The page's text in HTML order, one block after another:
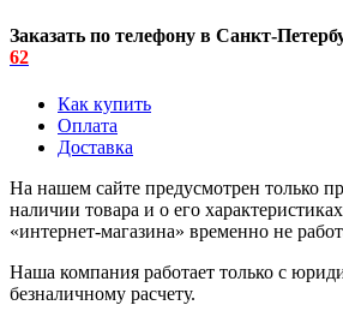
Заказать по телефону в Санкт-
62
Как купить
Оплата
Доставка
На нашем сайте предусмотрен только
наличии товара и о его
«интернет-магазина» временно не
Наша компания работает только с
безналичному расчету.